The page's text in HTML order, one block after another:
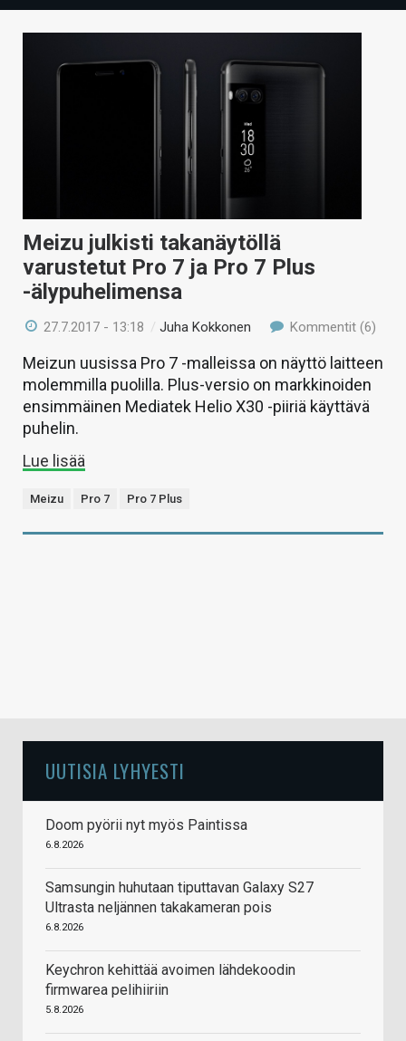
TECHBBS
HAKU
Meizu julkisti takanäytöllä
varustetut Pro 7 ja Pro 7 Plus
-älypuhelimensa
27.7.2017 - 13:18 /Juha Kokkonen Kommentit (6)
Meizun uusissa Pro 7 -malleissa on näyttö laitteen
molemmilla puolilla. Plus-versio on markkinoiden
ensimmäinen Mediatek Helio X30 -piiriä käyttävä
puhelin.
Lue lisää
Meizu Pro 7 Pro 7 Plus
UUTISIA LYHYESTI
Doom pyörii nyt myös Paintissa
6.8.2026
Samsungin huhutaan tiputtavan Galaxy S27
Ultrasta neljännen takakameran pois
6.8.2026
Keychron kehittää avoimen lähdekoodin
firmwarea pelihiiriin
5.8.2026